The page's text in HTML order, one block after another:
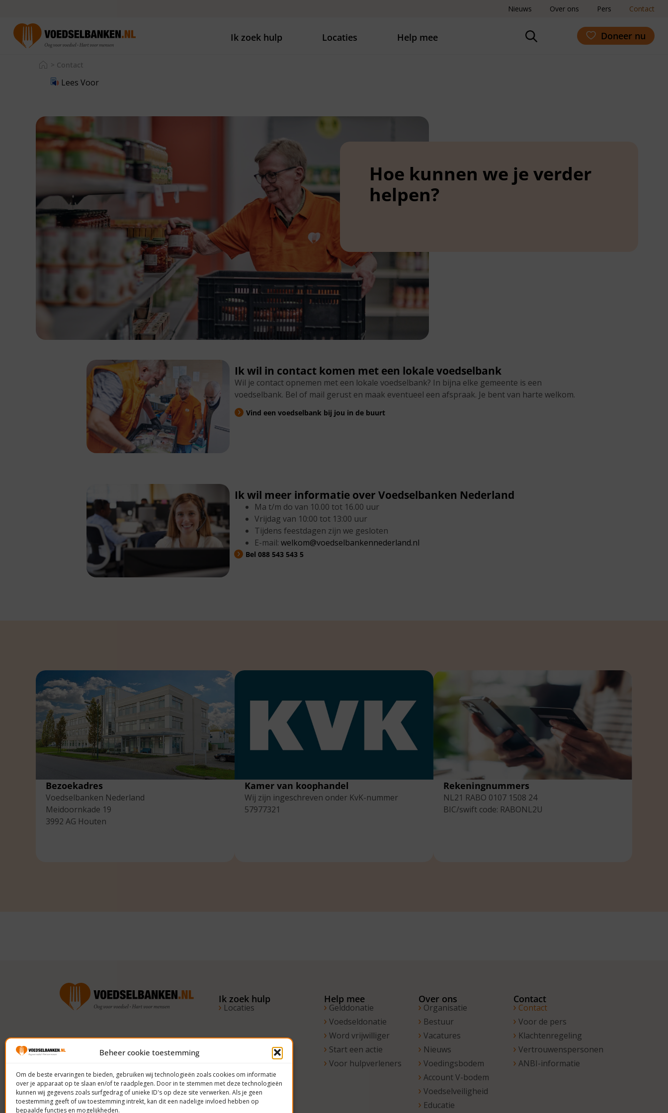
Beheer cookie toestemming
Om de beste ervaringen te bieden, gebruiken wij technologieën zoals cookies om informatie
over je apparaat op te slaan en/of te raadplegen. Door in te stemmen met deze technologieën
kunnen wij gegevens zoals surfgedrag of unieke ID's op deze site verwerken. Als je geen
toestemming geeft of uw toestemming intrekt, kan dit een nadelige invloed hebben op
bepaalde functies en mogelijkheden.
Nieuws Over ons Pers Contact
Ik zoek hulp Locaties Help mee Doneer nu
> Contact
Lees Voor
Hoe kunnen we je verder
helpen?
Ik wil in contact komen met een lokale voedselbank
Wil je contact opnemen met een lokale voedselbank? In bijna elke gemeente is een
voedselbank. Bel of mail gerust en maak eventueel een afspraak. Je bent van harte welkom.
Vind een voedselbank bij jou in de buurt
Ik wil meer informatie over Voedselbanken Nederland
Ma t/m do van 10.00 tot 16.00 uur
Vrijdag van 10:00 tot 13:00 uur
Tijdens feestdagen zijn we gesloten
E-mail: welkom@voedselbankennederland.nl
Bel 088 543 543 5
Bezoekadres
Voedselbanken Nederland
Meidoornkade 19
3992 AG Houten
Kamer van koophandel
Wij zijn ingeschreven onder KvK-nummer
57977321
Rekeningnummers
NL21 RABO 0107 1508 24
BIC/swift code: RABONL2U
Volg ons op social media
Ik zoek hulp
Locaties
Help mee
Gelddonatie
Voedseldonatie
Word vrijwilliger
Start een actie
Voor hulpverleners
Over ons
Organisatie
Bestuur
Vacatures
Nieuws
Voedingsbodem
Account V-bodem
Voedselveiligheid
Educatie
Contact
Contact
Voor de pers
Klachtenregeling
Vertrouwenspersonen
ANBI-informatie